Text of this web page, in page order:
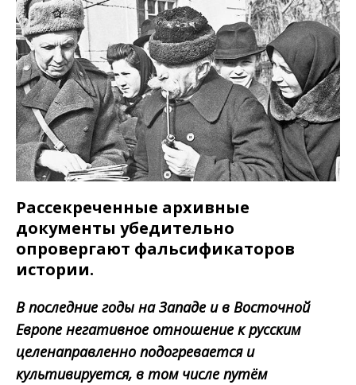
Рассекреченные архивные
документы убедительно
опровергают фальсификаторов
истории.
В последние годы на Западе и в Восточной
Европе негативное отношение к русским
целенаправленно подогревается и
культивируется, в том числе путём